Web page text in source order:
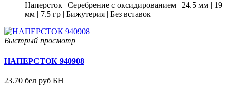
Наперсток | Серебрение с оксидированием | 24.5 мм | 19
мм | 7.5 гр | Бижутерия | Без вставок |
Быстрый просмотр
НАПЕРСТОК 940908
23.70 бел руб БН